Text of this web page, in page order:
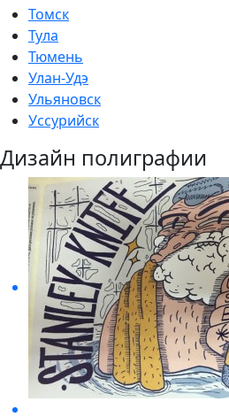
Томск
Тула
Тюмень
Улан-Удэ
Ульяновск
Уссурийск
Дизайн полиграфии